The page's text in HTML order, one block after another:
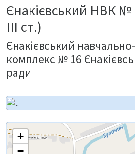
Єнакієвський НВК №
ІІІ ст.)
Єнакієвський
комплекс № 16
ради
+
−